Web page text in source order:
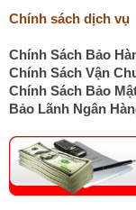
Chính sách dịch vụ
Chính Sách Bảo
Chính Sách Vận
Chính Sách Bảo
Bảo Lãnh Ngân